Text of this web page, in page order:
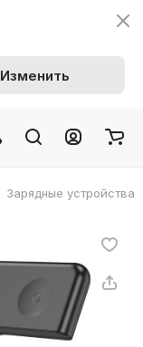
Изменить
Зарядные устройства